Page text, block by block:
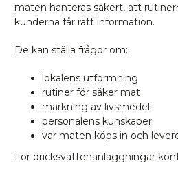
maten hanteras säkert, att
kunderna får rätt information.
De kan ställa frågor om:
lokalens utformning
rutiner för säker mat
märkning av livsmedel
personalens kunskaper
var maten köps in och
För dricksvattenanläggningar